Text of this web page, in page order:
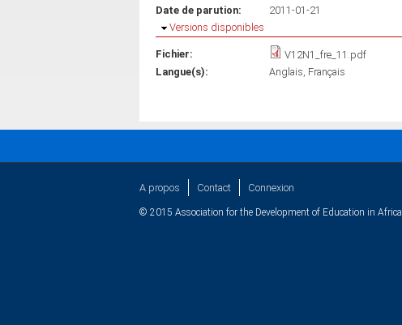
Date de parution:
2011-01-21
Masquer
Versions disponibles
Fichier:
V12N1_fre_11.pdf
Langue(s):
Anglais Français
A propos Contact Connexion
© 2015 Association for the Development of Education in Africa